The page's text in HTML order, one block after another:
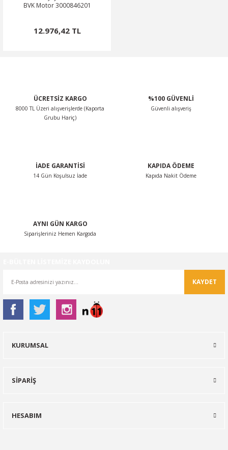
BVK Motor 3000846201
12.976,42 TL
ÜCRETSİZ KARGO
8000 TL Üzeri alışverişlerde (Kaporta
Grubu Hariç)
%100 GÜVENLİ
Güvenli alışveriş
İADE GARANTİSİ
14 Gün Koşulsuz İade
KAPIDA ÖDEME
Kapıda Nakit Ödeme
AYNI GÜN KARGO
Siparişleriniz Hemen Kargoda
KAYDET
KURUMSAL
SİPARİŞ
HESABIM